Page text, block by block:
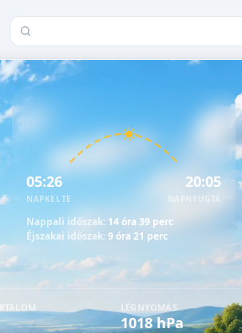
Település keresése
05:26
NAPKELTE
20:05
NAPNYUGTA
Nappali időszak: 14 óra 39 perc
Éjszakai időszak:9 óra 21 perc
LÉGNYOMÁS
1018 hPa